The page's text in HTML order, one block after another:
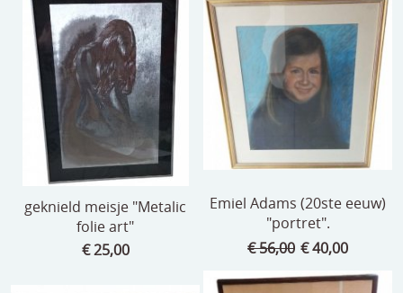
geknield meisje "Metalic
folie art"
€ 25,00
Emiel Adams (20ste eeuw)
"portret".
€ 56,00 € 40,00